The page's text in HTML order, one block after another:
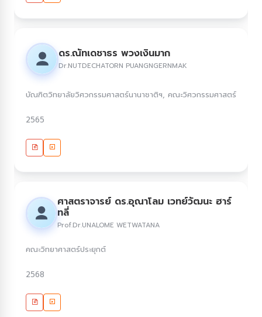
ดร.ณัทเดชาธร พวงเงินมาก
Dr.NUTDECHATORN PUANGNGERNMAK
บัณฑิตวิทยาลัยวิศวกรรมศาสตร์นานาชาติฯ, คณะวิศวกรรมศาสตร์
2565
ศาสตราจารย์ ดร.อุณาโลม เวทย์วัฒนะ ฮาร์
ทลี่
Prof.Dr.UNALOME WETWATANA
คณะวิทยาศาสตร์ประยุกต์
2568